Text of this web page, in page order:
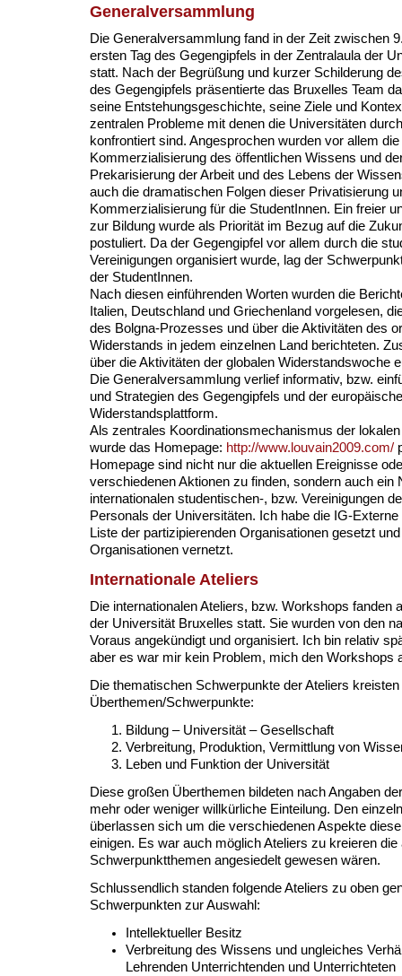
Generalversammlung
Die Generalversammlung fand in der Zeit zwischen
ersten Tag des Gegengipfels in der Zentralaula der
statt. Nach der Begrüßung und kurzer Schilderung
des Gegengipfels präsentierte das Bruxelles Team
seine Entstehungsgeschichte, seine Ziele und
zentralen Probleme mit denen die Universitäten
konfrontiert sind. Angesprochen wurden vor allem
Kommerzialisierung des öffentlichen Wissens und
Prekarisierung der Arbeit und des Lebens der
auch die dramatischen Folgen dieser Privatisierung
Kommerzialisierung für die StudentInnen. Ein freier
zur Bildung wurde als Priorität im Bezug auf die
postuliert. Da der Gegengipfel vor allem durch die
Vereinigungen organisiert wurde, lag der
der StudentInnen.
Nach diesen einführenden Worten wurden die
Italien, Deutschland und Griechenland vorgelesen,
des Bolgna-Prozesses und über die Aktivitäten des
Widerstands in jedem einzelnen Land berichteten.
über die Aktivitäten der globalen Widerstandswoche
Die Generalversammlung verlief informativ, bzw.
und Strategien des Gegengipfels und der
Widerstandsplattform.
Als zentrales Koordinationsmechanismus der
wurde das Homepage: http://www.louvain2009.com/
Homepage sind nicht nur die aktuellen Ereignisse
verschiedenen Aktionen zu finden, sondern auch ein
internationalen studentischen-, bzw. Vereinigungen
Personals der Universitäten. Ich habe die IG-
Liste der partizipierenden Organisationen gesetzt
Organisationen vernetzt.
Internationale Ateliers
Die internationalen Ateliers, bzw. Workshops fanden
der Universität Bruxelles statt. Sie wurden von den
Voraus angekündigt und organisiert. Ich bin relativ
aber es war mir kein Problem, mich den Workshops
Die thematischen Schwerpunkte der Ateliers
Überthemen/Schwerpunkte:
Bildung – Universität – Gesellschaft
Verbreitung, Produktion, Vermittlung von
Leben und Funktion der Universität
Diese großen Überthemen bildeten nach Angaben
mehr oder weniger willkürliche Einteilung. Den
überlassen sich um die verschiedenen Aspekte
einigen. Es war auch möglich Ateliers zu kreieren
Schwerpunktthemen angesiedelt gewesen wären.
Schlussendlich standen folgende Ateliers zu oben
Schwerpunkten zur Auswahl:
Intellektueller Besitz
Verbreitung des Wissens und ungleiches
Lehrenden Unterrichtenden und Unterrichteten